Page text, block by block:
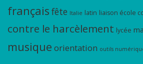
français fête Italie latin liaison école
contre le harcèlement lycée
musique orientation outils